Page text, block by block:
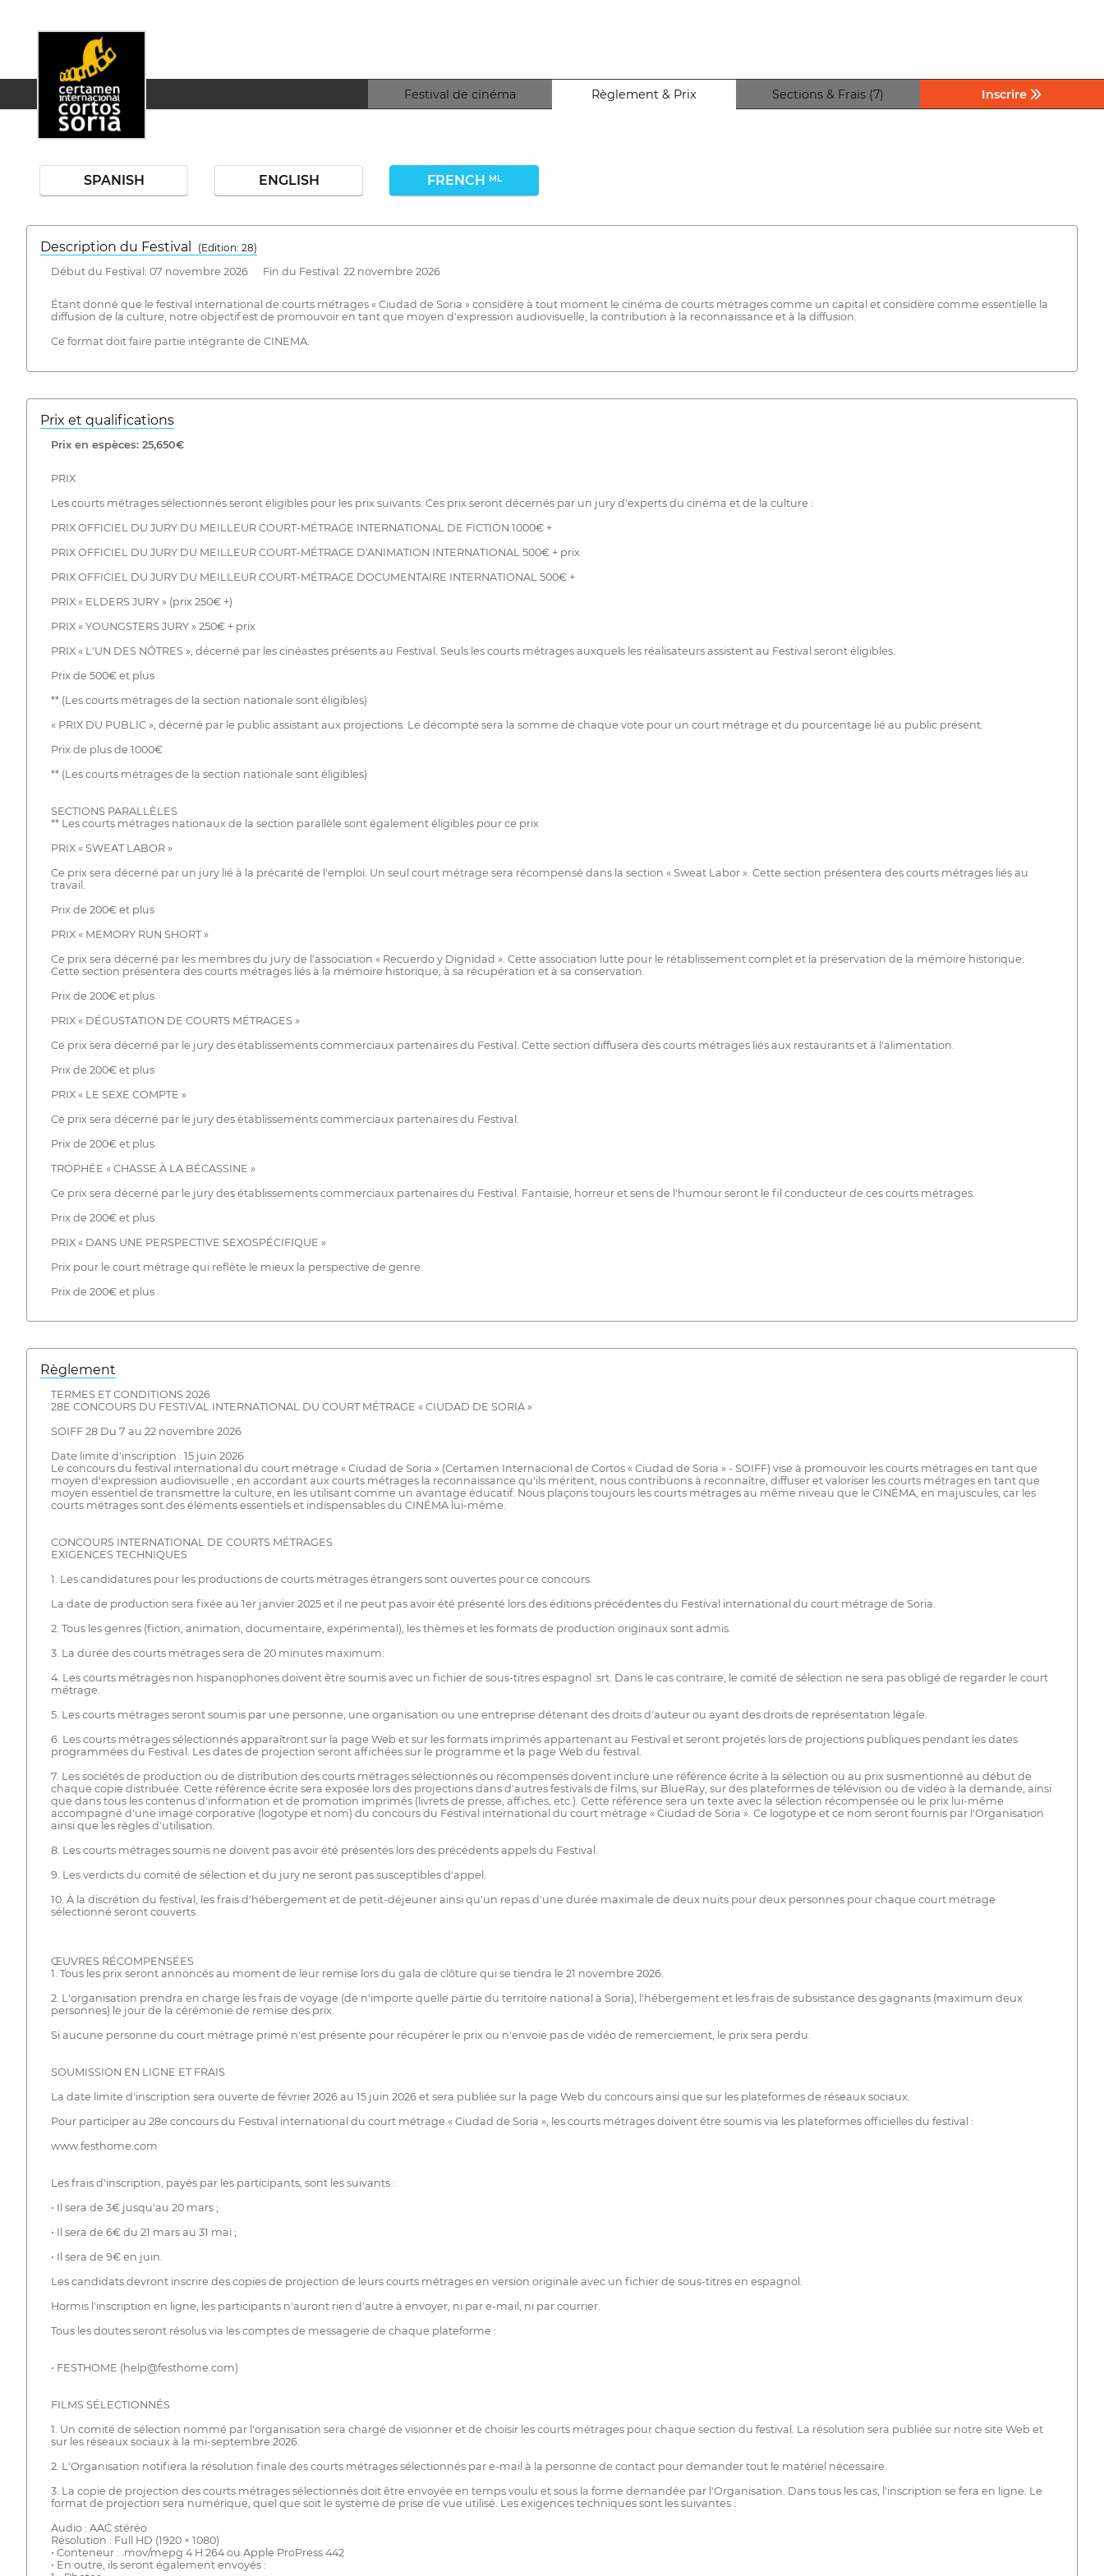
Festival de cinéma Règlement & Prix Sections & Frais (7) Inscrire
SPANISH ENGLISH FRENCH ML
Description du Festival
( Edition: 28)
Début du Festival: 07 novembre 2026 Fin du Festival: 22 novembre 2026
Étant donné que le festival international de courts métrages « Ciudad de Soria » considère à tout moment le cinéma de courts métrages comme un capital et considère comme essentielle la
diffusion de la culture, notre objectif est de promouvoir en tant que moyen d'expression audiovisuelle, la contribution à la reconnaissance et à la diffusion.
Ce format doit faire partie intégrante de CINEMA.
Prix ​​et qualifications
Prix ​​en espèces: 25,650€
PRIX
Les courts métrages sélectionnés seront éligibles pour les prix suivants. Ces prix seront décernés par un jury d'experts du cinéma et de la culture :
PRIX OFFICIEL DU JURY DU MEILLEUR COURT-MÉTRAGE INTERNATIONAL DE FICTION 1000€ +
PRIX OFFICIEL DU JURY DU MEILLEUR COURT-MÉTRAGE D'ANIMATION INTERNATIONAL 500€ + prix
PRIX OFFICIEL DU JURY DU MEILLEUR COURT-MÉTRAGE DOCUMENTAIRE INTERNATIONAL 500€ +
PRIX « ELDERS JURY » (prix 250€ +)
PRIX « YOUNGSTERS JURY » 250€ + prix
PRIX « L'UN DES NÔTRES », décerné par les cinéastes présents au Festival. Seuls les courts métrages auxquels les réalisateurs assistent au Festival seront éligibles.
Prix de 500€ et plus
** (Les courts métrages de la section nationale sont éligibles)
« PRIX DU PUBLIC », décerné par le public assistant aux projections. Le décompte sera la somme de chaque vote pour un court métrage et du pourcentage lié au public présent.
Prix de plus de 1000€
** (Les courts métrages de la section nationale sont éligibles)
SECTIONS PARALLÈLES
** Les courts métrages nationaux de la section parallèle sont également éligibles pour ce prix
PRIX « SWEAT LABOR »
Ce prix sera décerné par un jury lié à la précarité de l'emploi. Un seul court métrage sera récompensé dans la section « Sweat Labor ». Cette section présentera des courts métrages liés au
travail.
Prix de 200€ et plus
PRIX « MEMORY RUN SHORT »
Ce prix sera décerné par les membres du jury de l'association « Recuerdo y Dignidad ». Cette association lutte pour le rétablissement complet et la préservation de la mémoire historique.
Cette section présentera des courts métrages liés à la mémoire historique, à sa récupération et à sa conservation.
Prix de 200€ et plus
PRIX « DÉGUSTATION DE COURTS MÉTRAGES »
Ce prix sera décerné par le jury des établissements commerciaux partenaires du Festival. Cette section diffusera des courts métrages liés aux restaurants et à l'alimentation.
Prix de 200€ et plus
PRIX « LE SEXE COMPTE »
Ce prix sera décerné par le jury des établissements commerciaux partenaires du Festival.
Prix de 200€ et plus
TROPHÉE « CHASSE À LA BÉCASSINE »
Ce prix sera décerné par le jury des établissements commerciaux partenaires du Festival. Fantaisie, horreur et sens de l'humour seront le fil conducteur de ces courts métrages.
Prix de 200€ et plus
PRIX « DANS UNE PERSPECTIVE SEXOSPÉCIFIQUE »
Prix pour le court métrage qui reflète le mieux la perspective de genre.
Prix de 200€ et plus
Règlement
TERMES ET CONDITIONS 2026
28E CONCOURS DU FESTIVAL INTERNATIONAL DU COURT MÉTRAGE « CIUDAD DE SORIA »
SOIFF 28 Du 7 au 22 novembre 2026
Date limite d'inscription : 15 juin 2026
Le concours du festival international du court métrage « Ciudad de Soria » (Certamen Internacional de Cortos « Ciudad de Soria » - SOIFF) vise à promouvoir les courts métrages en tant que
moyen d'expression audiovisuelle ; en accordant aux courts métrages la reconnaissance qu'ils méritent, nous contribuons à reconnaître, diffuser et valoriser les courts métrages en tant que
moyen essentiel de transmettre la culture, en les utilisant comme un avantage éducatif. Nous plaçons toujours les courts métrages au même niveau que le CINÉMA, en majuscules, car les
courts métrages sont des éléments essentiels et indispensables du CINÉMA lui-même.
CONCOURS INTERNATIONAL DE COURTS MÉTRAGES
EXIGENCES TECHNIQUES
1. Les candidatures pour les productions de courts métrages étrangers sont ouvertes pour ce concours.
La date de production sera fixée au 1er janvier 2025 et il ne peut pas avoir été présenté lors des éditions précédentes du Festival international du court métrage de Soria.
2. Tous les genres (fiction, animation, documentaire, expérimental), les thèmes et les formats de production originaux sont admis.
3. La durée des courts métrages sera de 20 minutes maximum.
4. Les courts métrages non hispanophones doivent être soumis avec un fichier de sous-titres espagnol .srt. Dans le cas contraire, le comité de sélection ne sera pas obligé de regarder le court
métrage.
5. Les courts métrages seront soumis par une personne, une organisation ou une entreprise détenant des droits d'auteur ou ayant des droits de représentation légale.
6. Les courts métrages sélectionnés apparaîtront sur la page Web et sur les formats imprimés appartenant au Festival et seront projetés lors de projections publiques pendant les dates
programmées du Festival. Les dates de projection seront affichées sur le programme et la page Web du festival.
7. Les sociétés de production ou de distribution des courts métrages sélectionnés ou récompensés doivent inclure une référence écrite à la sélection ou au prix susmentionné au début de
chaque copie distribuée. Cette référence écrite sera exposée lors des projections dans d'autres festivals de films, sur BlueRay, sur des plateformes de télévision ou de vidéo à la demande, ainsi
que dans tous les contenus d'information et de promotion imprimés (livrets de presse, affiches, etc.). Cette référence sera un texte avec la sélection récompensée ou le prix lui-même
accompagné d'une image corporative (logotype et nom) du concours du Festival international du court métrage « Ciudad de Soria ». Ce logotype et ce nom seront fournis par l'Organisation
ainsi que les règles d'utilisation.
8. Les courts métrages soumis ne doivent pas avoir été présentés lors des précédents appels du Festival.
9. Les verdicts du comité de sélection et du jury ne seront pas susceptibles d'appel.
10. À la discrétion du festival, les frais d'hébergement et de petit-déjeuner ainsi qu'un repas d'une durée maximale de deux nuits pour deux personnes pour chaque court métrage
sélectionné seront couverts.
ŒUVRES RÉCOMPENSÉES
1. Tous les prix seront annoncés au moment de leur remise lors du gala de clôture qui se tiendra le 21 novembre 2026.
2. L'organisation prendra en charge les frais de voyage (de n'importe quelle partie du territoire national à Soria), l'hébergement et les frais de subsistance des gagnants (maximum deux
personnes) le jour de la cérémonie de remise des prix.
Si aucune personne du court métrage primé n'est présente pour récupérer le prix ou n'envoie pas de vidéo de remerciement, le prix sera perdu.
SOUMISSION EN LIGNE ET FRAIS
La date limite d'inscription sera ouverte de février 2026 au 15 juin 2026 et sera publiée sur la page Web du concours ainsi que sur les plateformes de réseaux sociaux.
Pour participer au 28e concours du Festival international du court métrage « Ciudad de Soria », les courts métrages doivent être soumis via les plateformes officielles du festival :
www.festhome.com
Les frais d'inscription, payés par les participants, sont les suivants :
• Il sera de 3€ jusqu'au 20 mars ;
• Il sera de 6€ du 21 mars au 31 mai ;
• Il sera de 9€ en juin.
Les candidats devront inscrire des copies de projection de leurs courts métrages en version originale avec un fichier de sous-titres en espagnol.
Hormis l'inscription en ligne, les participants n'auront rien d'autre à envoyer, ni par e-mail, ni par courrier.
Tous les doutes seront résolus via les comptes de messagerie de chaque plateforme :
• FESTHOME (help@festhome.com)
FILMS SÉLECTIONNÉS
1. Un comité de sélection nommé par l'organisation sera chargé de visionner et de choisir les courts métrages pour chaque section du festival. La résolution sera publiée sur notre site Web et
sur les réseaux sociaux à la mi-septembre 2026.
2. L'Organisation notifiera la résolution finale des courts métrages sélectionnés par e-mail à la personne de contact pour demander tout le matériel nécessaire.
3. La copie de projection des courts métrages sélectionnés doit être envoyée en temps voulu et sous la forme demandée par l'Organisation. Dans tous les cas, l'inscription se fera en ligne. Le
format de projection sera numérique, quel que soit le système de prise de vue utilisé. Les exigences techniques sont les suivantes :
Audio : AAC stéréo
Résolution : Full HD (1920 × 1080)
• Conteneur : .mov/mepg 4 H.264 ou Apple ProPress 442
• En outre, ils seront également envoyés :